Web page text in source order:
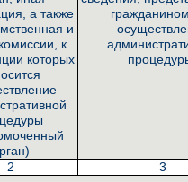
а также
и
к
которых
2 3